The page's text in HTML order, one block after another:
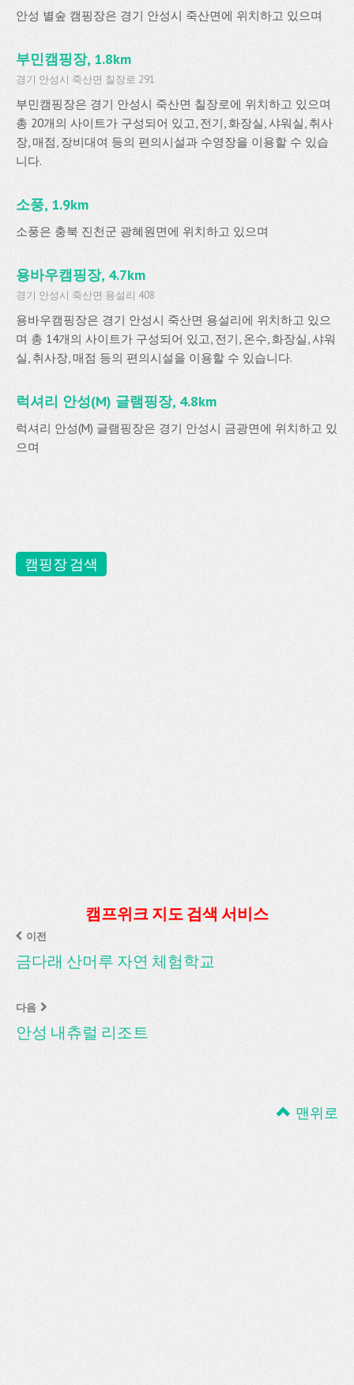
안성 별숲 캠핑장은 경기 안성시 죽산면에 위치하고 있으며
부민캠핑장, 1.8km
경기 안성시 죽산면 칠장로 291
부민캠핑장은 경기 안성시 죽산면 칠장로에 위치하고 있으며
총 20개의 사이트가 구성되어 있고, 전기, 화장실, 샤워실, 취사
장, 매점, 장비대여 등의 편의시설과 수영장을 이용할 수 있습
니다.
소풍, 1.9km
소풍은 충북 진천군 광혜원면에 위치하고 있으며
용바우캠핑장, 4.7km
경기 안성시 죽산면 용설리 408
용바우캠핑장은 경기 안성시 죽산면 용설리에 위치하고 있으
며 총 14개의 사이트가 구성되어 있고, 전기, 온수, 화장실, 샤워
실, 취사장, 매점 등의 편의시설을 이용할 수 있습니다.
럭셔리 안성(M) 글램핑장, 4.8km
럭셔리 안성(M) 글램핑장은 경기 안성시 금광면에 위치하고 있
으며
캠핑장 검색
캠프위크 지도 검색 서비스
이전
금다래 산머루 자연 체험학교
다음
안성 내츄럴 리조트
맨위로